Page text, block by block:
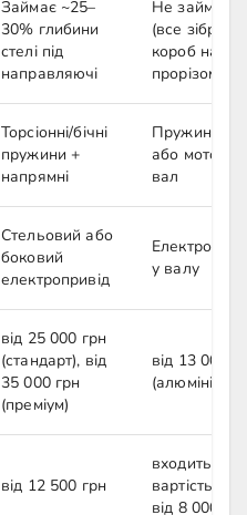
Займає ~25–
30% глибини
стелі під
направляючі
Не займає
(все
короб над
прорізом)
Торсіонні/бічні
пружини +
напрямні
Пружинний
або
вал
Стельовий або
боковий
електропривід
у валу
від 25 000 грн
(стандарт), від
35 000 грн
(преміум)
від 13 000
(алюмінієві)
від 12 500 грн
входить у
вартість або
від 8 000 грн